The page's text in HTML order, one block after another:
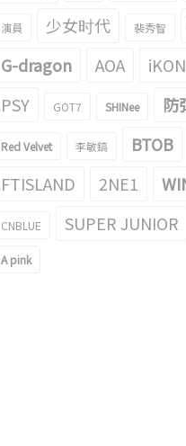
演員 少女时代 裴秀智
G-dragon AOA iKON
PSY
GOT7 SHINee 防
Red Velvet 李敏鎬 BTOB
FTISLAND
2NE1
CNBLUE SUPER JUNIOR
A pink